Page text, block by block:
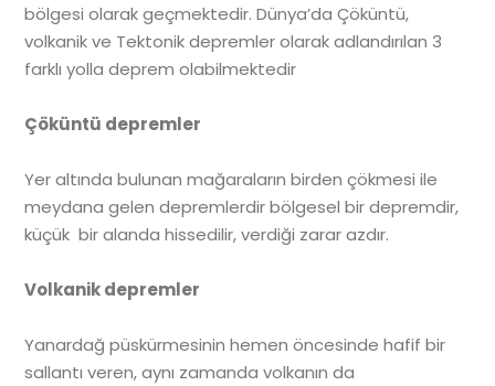
bölgesi olarak geçmektedir. Dünya’da Çöküntü,
volkanik ve Tektonik depremler olarak adlandırılan 3
farklı yolla deprem olabilmektedir
Çöküntü depremler
Yer altında bulunan mağaraların birden çökmesi ile
meydana gelen depremlerdir bölgesel bir depremdir,
küçük bir alanda hissedilir, verdiği zarar azdır.
Volkanik depremler
Yanardağ püskürmesinin hemen öncesinde hafif bir
sallantı veren, aynı zamanda volkanın da